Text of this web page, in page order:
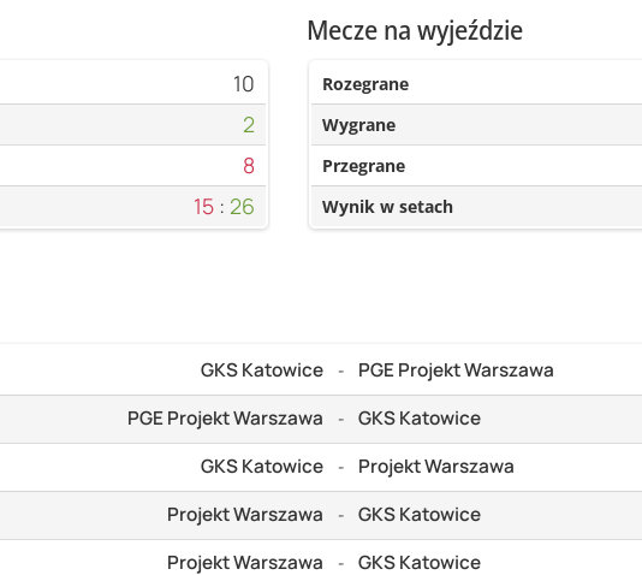
10
2
8
15 : 26
Mecze na wyjeździe
Rozegrane
Wygrane
Przegrane
Wynik w setach
GKS Katowice - PGE Projekt Warszawa
PGE Projekt Warszawa - GKS Katowice
GKS Katowice - Projekt Warszawa
Projekt Warszawa - GKS Katowice
Projekt Warszawa - GKS Katowice